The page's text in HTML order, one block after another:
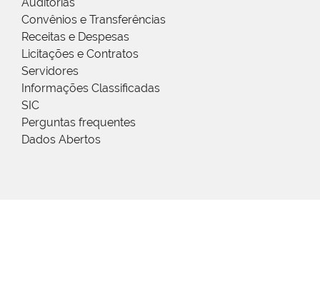
Convênios e Transferências
Receitas e Despesas
Licitações e Contratos
Servidores
Informações Classificadas
SIC
Perguntas frequentes
Dados Abertos